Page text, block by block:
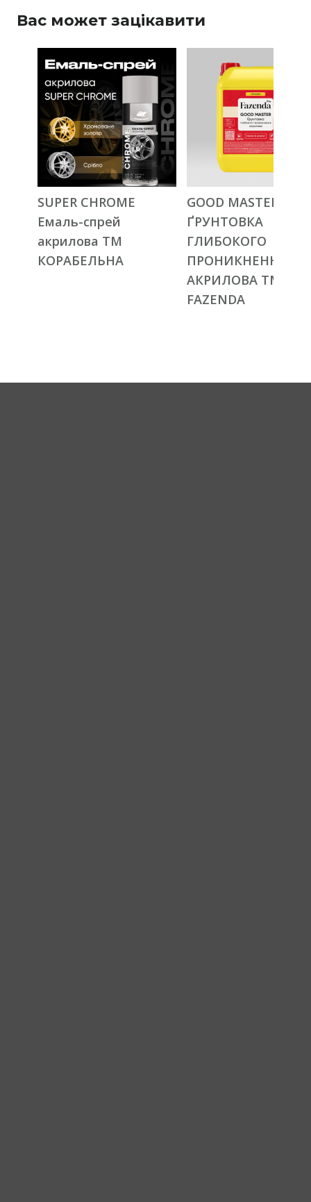
Вас может зацікавити
SUPER CHROME
Емаль-спрей
акрилова ТМ
КОРАБЕЛЬНА
GOOD MASTER
ҐРУНТОВКА
ГЛИБОКОГО
ПРОНИКНЕННЯ
АКРИЛОВА ТМ
FAZENDA